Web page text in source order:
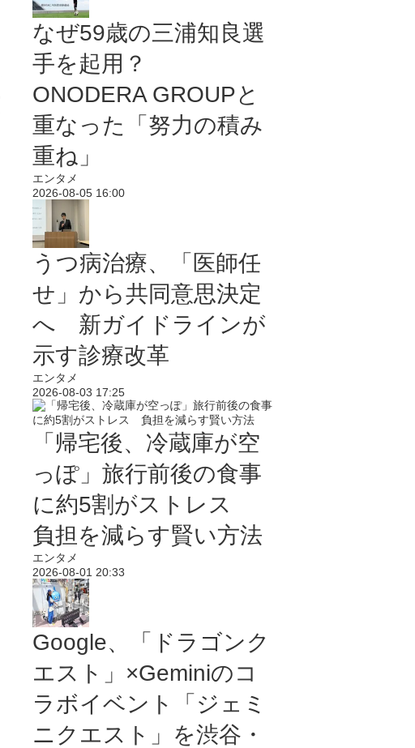
なぜ59歳の三浦知良選
手を起用？
ONODERA GROUPと
重なった「努力の積み
重ね」
エンタメ
2026-08-05 16:00
うつ病治療、「医師任
せ」から共同意思決定
へ 新ガイドラインが
示す診療改革
エンタメ
2026-08-03 17:25
「帰宅後、冷蔵庫が空
っぽ」旅行前後の食事
に約5割がストレス
負担を減らす賢い方法
エンタメ
2026-08-01 20:33
Google、「ドラゴンク
エスト」×Geminiのコ
ラボイベント「ジェミ
ニクエスト」を渋谷・